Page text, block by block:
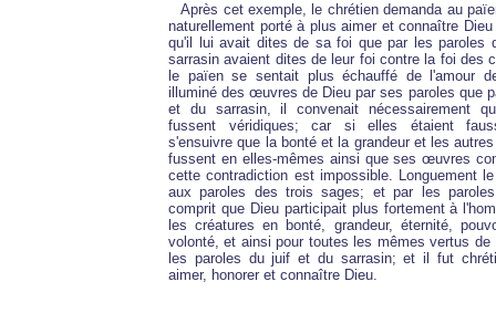
Après cet exemple, le chrétien demanda au
naturellement porté à plus aimer et connaître
qu'il lui avait dites de sa foi que par les paroles
sarrasin avaient dites de leur foi contre la foi des
le païen se sentait plus échauffé de l'amour
illuminé des œuvres de Dieu par ses paroles que
et du sarrasin, il convenait nécessairement
fussent véridiques; car si elles étaient
s'ensuivre que la bonté et la grandeur et les
fussent en elles-mêmes ainsi que ses œuvres
cette contradiction est impossible. Longuement
aux paroles des trois sages; et par les
comprit que Dieu participait plus fortement à
les créatures en bonté, grandeur, éternité,
volonté, et ainsi pour toutes les mêmes vertus de
les paroles du juif et du sarrasin; et il fut
aimer, honorer et connaître Dieu.